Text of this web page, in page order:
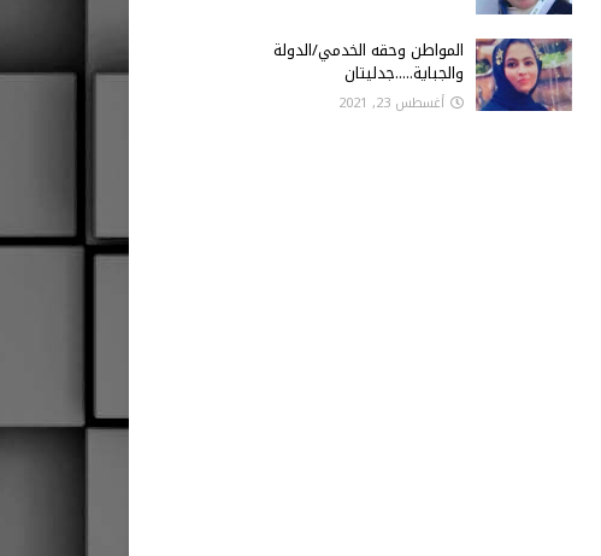
المواطن وحقه الخدمي/الدولة
والجباية.....جدليتان
أغسطس 23, 2021